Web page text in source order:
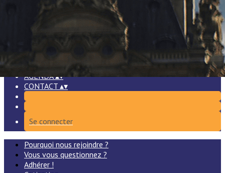
ACCUEIL ▴▾
QUI SOMMES-NOUS ?▴
NOUS REJOINDRE
Pourquoi nous rejoindre ?
Vous vous questionnez ?
Adhérer !
Cotisation
AGENDA▴▾
CONTACT ▴▾
Se connecter
Pourquoi nous rejoindre ?
Vous vous questionnez ?
Adhérer !